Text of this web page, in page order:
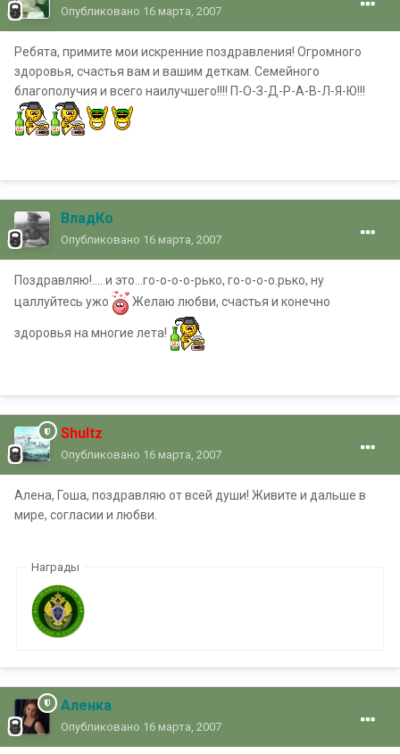
Опубликовано 16 марта, 2007
Ребята, примите мои искренние поздравления! Огромного
здоровья, счастья вам и вашим деткам. Семейного
благополучия и всего наилучшего!!!! П-О-З-Д-Р-А-В-Л-Я-Ю!!!
ВладКо
Опубликовано 16 марта, 2007
Поздравляю!.... и это...го-о-о-о-рько, го-о-о-о.рько, ну
цаллуйтесь ужо
Желаю любви, счастья и конечно
здоровья на многие лета!
Shultz
Опубликовано 16 марта, 2007
Алена, Гоша, поздравляю от всей души! Живите и дальше в
мире, согласии и любви.
Награды
Аленка
Опубликовано 16 марта, 2007